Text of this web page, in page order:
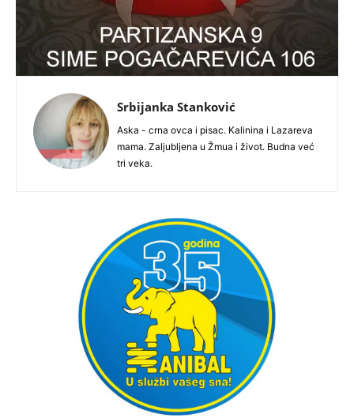
Srbijanka Stanković
Aska - crna ovca i pisac. Kalinina i Lazareva
mama. Zaljubljena u Žmua i život. Budna već
tri veka.